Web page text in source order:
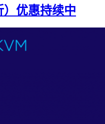
）优惠持续中